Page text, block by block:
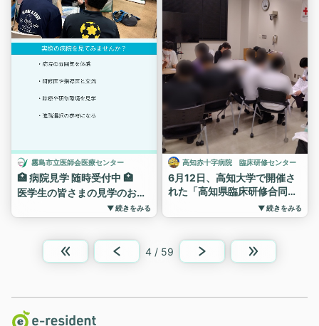
バケツ2つ分頼んでしまい貝
とビールでお腹をパンパンに
して帰路につきました。先生
方ご馳走様でした！
ご指導にあたっていただいた
先生方改めてありがとうござ
研修医#医学生#赤十字#長岡
また今回は、特定行為研修を
修了した看護師にもご協力い
ただき、医師だけでなく多職
種が連携しながら研修医の成
長をサポートしました。
当院では、診療科の垣根を越
えた教育体制と病院全体で支
える研修環境を大切にしてい
ます。
これからも、安心して学び、
着実に成長できる環境づくり
を続けてまいります。
#初期臨床研修 #研修医 #霧
島 #臨床研修 #鹿児島
当院からは、現研修医5名、
修了者3名に加え、長岡中央
綜合病院から研修に来られて
いた先生を含めた9名が発表
を行いました。
研修医#医学生#赤十字#長岡
#新潟#臨床研修#日本内科学
会信越地方会
考える新潟県の医師不足と持
おめでとうございます！
#長岡赤十字病院#長岡日赤#
研修医#医学生#赤十字#長岡
#新潟#臨床研修#研修医奨励
霧島市立医師会医療センター
🏥 病院見学 随時受付中 🏥
医学生の皆さまの見学のお申
し込みをお待ちしておりま
す。
説明会に参加してきました。
当院ブースにもたくさんの学
ください。
▼ 続きをみる
高知赤十字病院 臨床研修センター
6月12日、高知大学で開催さ
れた「高知県臨床研修合同説
明会」に参加しました。
説明会開始直後から、当院の
来てくれました。
研修医の実体験に基づく活気
▼ 続きをみる
4 / 59